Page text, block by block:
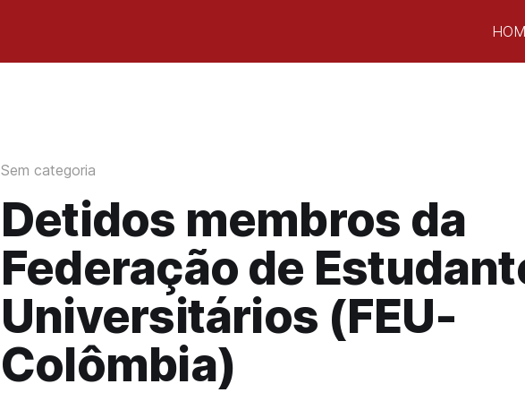
Sem categoria
Detidos membros da
Federação de
Universitários (FEU-
Colômbia)